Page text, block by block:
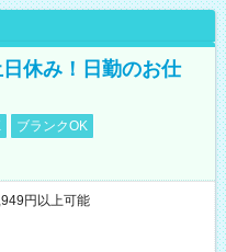
休み！日勤のお仕
ブランクOK
円以上可能